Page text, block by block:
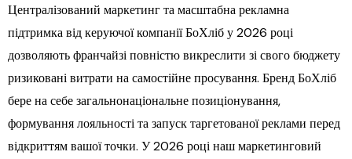
Централізований маркетинг та масштабна рекламна
підтримка від керуючої компанії БоХліб у 2026 році
дозволяють франчайзі повністю викреслити зі свого бюджету
ризиковані витрати на самостійне просування. Бренд БоХліб
бере на себе загальнонаціональне позиціонування,
формування лояльності та запуск таргетованої реклами перед
відкриттям вашої точки. У 2026 році наш маркетинговий